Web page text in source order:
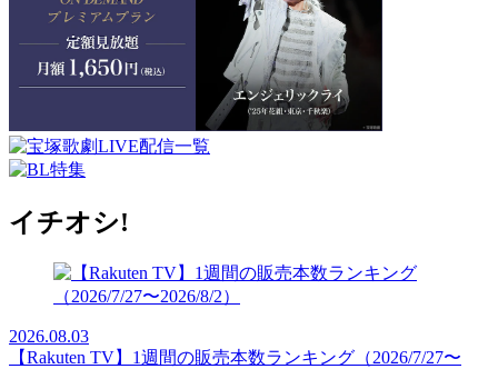
イチオシ!
2026.08.03
【Rakuten TV】1週間の販売本数ランキング（2026/7/27〜